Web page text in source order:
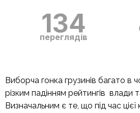
134
переглядів
Виборча гонка грузинів багато в
різким падінням рейтингів
Визначальним є те, що під час